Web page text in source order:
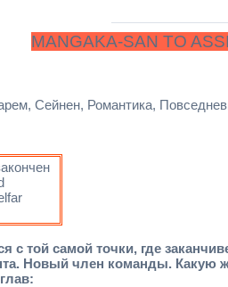
MANGAKA-SAN TO
Сейнен, Романтика,
с той самой точки, где
Новый член команды.